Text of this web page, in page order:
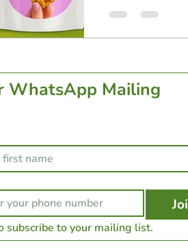
చిక్కీ అంటే
వెళ్లేటప్పుడు,
ప్రత్యేకమైనది.
WhatsApp Mailing
subscribe to your mailing list.